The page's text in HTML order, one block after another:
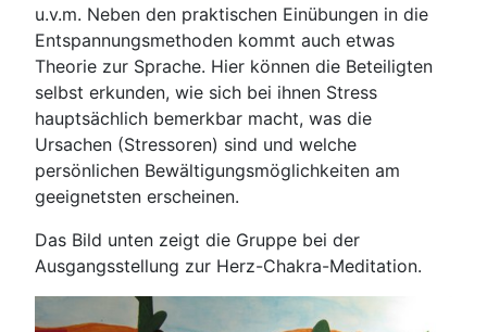
u.v.m. Neben den praktischen Einübungen in die
Entspannungsmethoden kommt auch etwas
Theorie zur Sprache. Hier können die Beteiligten
selbst erkunden, wie sich bei ihnen Stress
hauptsächlich bemerkbar macht, was die
Ursachen (Stressoren) sind und welche
persönlichen Bewältigungsmöglichkeiten am
geeignetsten erscheinen.
Das Bild unten zeigt die Gruppe bei der
Ausgangsstellung zur Herz-Chakra-Meditation.